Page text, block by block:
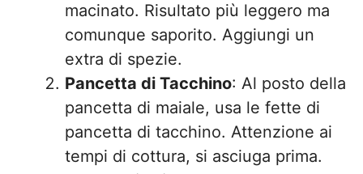
macinato. Risultato più leggero ma
comunque saporito. Aggiungi un
extra di spezie.
Pancetta di Tacchino: Al posto della
pancetta di maiale, usa le fette di
pancetta di tacchino. Attenzione ai
tempi di cottura, si asciuga prima.